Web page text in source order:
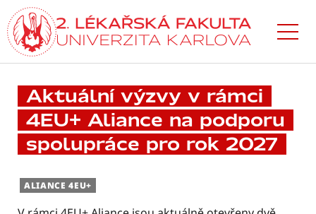
Přejít
k hlavnímu
obsahu
Aktuální výzvy v rámci
4EU+ Aliance na podporu
spolupráce pro rok 2027
ALIANCE 4EU+